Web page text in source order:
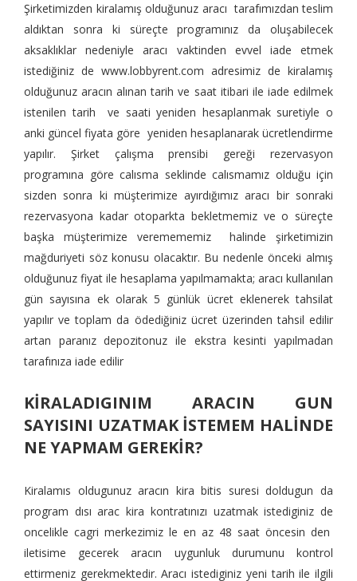
Şirketimizden kiralamış olduğunuz aracı tarafımızdan teslim
aldıktan sonra ki süreçte programınız da oluşabilecek
aksaklıklar nedeniyle aracı vaktinden evvel iade etmek
istediğiniz de www.lobbyrent.com adresimiz de kiralamış
olduğunuz aracın alınan tarih ve saat itibari ile iade edilmek
istenilen tarih ve saati yeniden hesaplanmak suretiyle o
anki güncel fiyata göre yeniden hesaplanarak ücretlendirme
yapılır. Şirket çalışma prensibi gereği rezervasyon
programına göre calısma seklinde calısmamız olduğu için
sizden sonra ki müşterimize ayırdığımız aracı bir sonraki
rezervasyona kadar otoparkta bekletmemiz ve o süreçte
başka müşterimize veremememiz halinde şirketimizin
mağduriyeti söz konusu olacaktır. Bu nedenle önceki almış
olduğunuz fiyat ile hesaplama yapılmamakta; aracı kullanılan
gün sayısına ek olarak 5 günlük ücret eklenerek tahsilat
yapılır ve toplam da ödediğiniz ücret üzerinden tahsil edilir
artan paranız depozitonuz ile ekstra kesinti yapılmadan
tarafınıza iade edilir
KİRALADIGINIM ARACIN GUN
SAYISINI UZATMAK İSTEMEM HALİNDE
NE YAPMAM GEREKİR?
Kiralamıs oldugunuz aracın kira bitis suresi doldugun da
program dısı arac kira kontratınızı uzatmak istediginiz de
oncelikle cagri merkezimiz le en az 48 saat öncesin den
iletisime gecerek aracın uygunluk durumunu kontrol
ettirmeniz gerekmektedir. Aracı istediginiz yeni tarih ile ilgili